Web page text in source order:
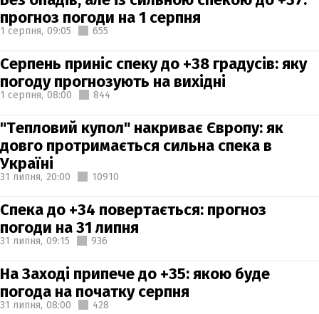
прогноз погоди на 1 серпня
1 серпня, 09:05 655
Серпень приніс спеку до +38 градусів: яку
погоду прогнозують на вихідні
1 серпня, 08:00 844
"Тепловий купол" накриває Європу: як
довго протримається сильна спека в
Україні
31 липня, 20:00 10910
Спека до +34 повертається: прогноз
погоди на 31 липня
31 липня, 09:15 936
На Заході припече до +35: якою буде
погода на початку серпня
31 липня, 08:00 428